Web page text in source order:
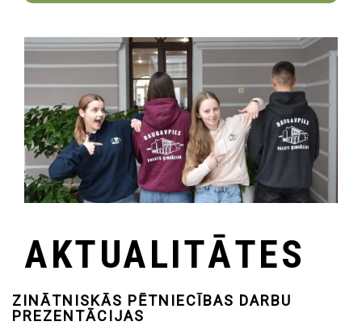
AKTUALITĀTES
ZINĀTNISKĀS PĒTNIECĪBAS DARBU
PREZENTĀCIJAS